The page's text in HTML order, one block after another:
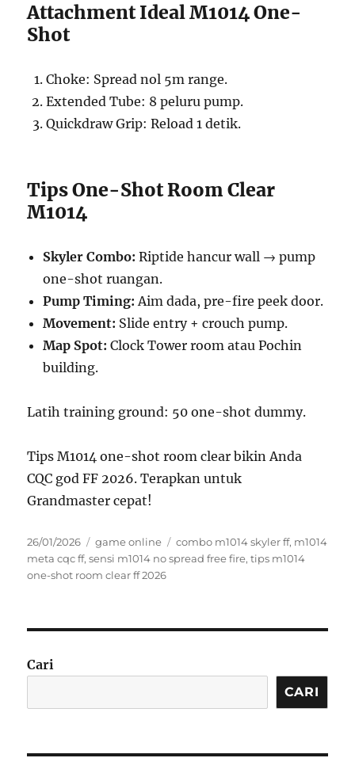
Attachment Ideal M1014 One-
Shot
Choke: Spread nol 5m range.
Extended Tube: 8 peluru pump.
Quickdraw Grip: Reload 1 detik.
Tips One-Shot Room Clear
M1014
Skyler Combo: Riptide hancur wall → pump
one-shot ruangan.
Pump Timing: Aim dada, pre-fire peek door.
Movement: Slide entry + crouch pump.
Map Spot: Clock Tower room atau Pochin
building.
Latih training ground: 50 one-shot dummy.
Tips M1014 one-shot room clear bikin Anda
CQC god FF 2026. Terapkan untuk
Grandmaster cepat!
Posted
on
26/01/2026 Categories
game online Tags
combo m1014 skyler ff, m1014
meta cqc ff,sensi m1014 no spread free fire,tips m1014
one-shot room clear ff 2026
Cari
CARI